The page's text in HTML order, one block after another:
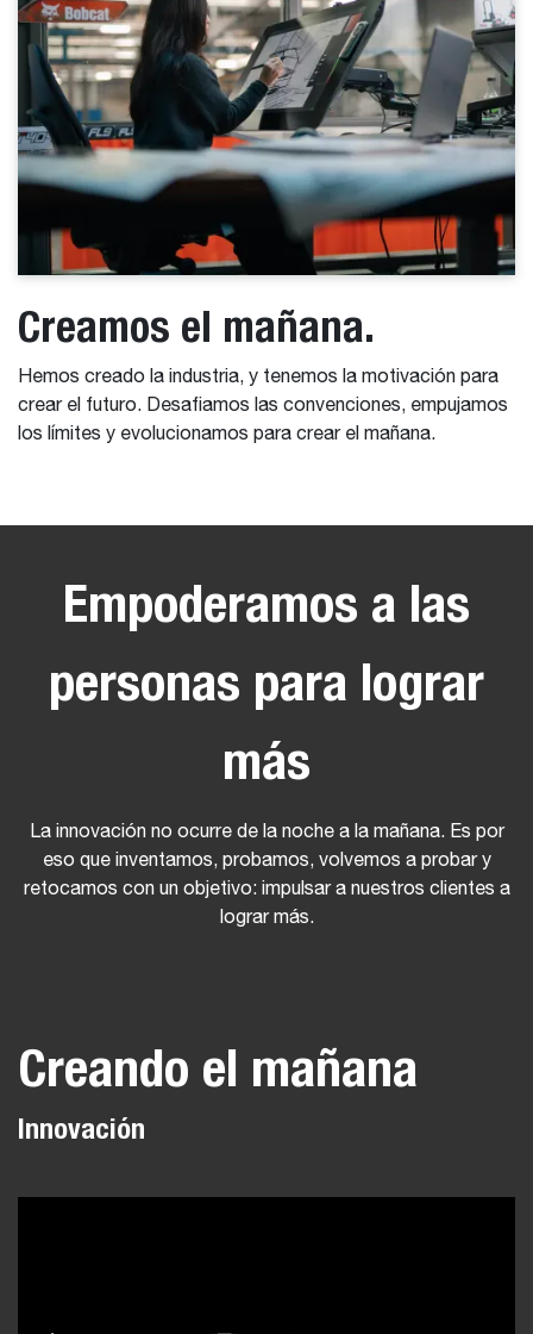
Creamos el mañana.
Hemos creado la industria, y tenemos la motivación para
crear el futuro. Desafiamos las convenciones, empujamos
los límites y evolucionamos para crear el mañana.
Empoderamos a las
personas para lograr
más
La innovación no ocurre de la noche a la mañana. Es por
eso que inventamos, probamos, volvemos a probar y
retocamos con un objetivo: impulsar a nuestros clientes a
lograr más.
Creando el mañana
Innovación